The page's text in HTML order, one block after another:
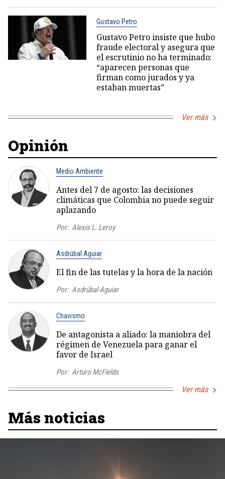
Gustavo Petro
Gustavo Petro insiste que hubo
fraude electoral y asegura que
el escrutinio no ha terminado:
“aparecen personas que
firman como jurados y ya
estaban muertas”
Ver más
Opinión
Medio Ambiente
Antes del 7 de agosto: las decisiones
climáticas que Colombia no puede seguir
aplazando
Por: Alexis L. Leroy
Asdrúbal Aguiar
El fin de las tutelas y la hora de la nación
Por: Asdrúbal Aguiar
Chavismo
De antagonista a aliado: la maniobra del
régimen de Venezuela para ganar el
favor de Israel
Por: Arturo McFields
Ver más
Más noticias